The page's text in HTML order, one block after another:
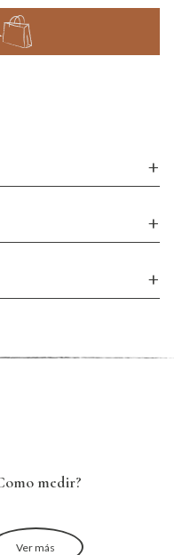
medir?
Ver más